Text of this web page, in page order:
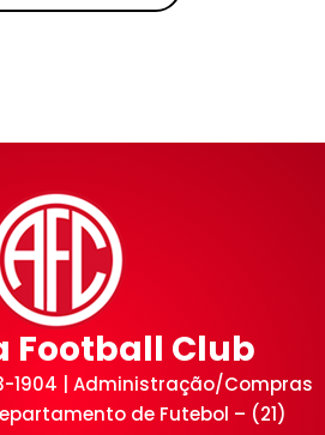
Football Club
1904 | Administração/Compras
de Futebol – (21)